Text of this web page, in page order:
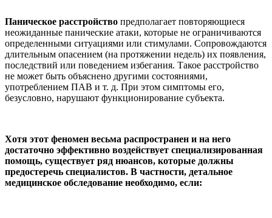
Паническое расстройство предполагает повторяющиеся
неожиданные панические атаки, которые не ограничиваются
определенными ситуациями или стимулами. Сопровождаются
длительным опасением (на протяжении недель) их появления,
последствий или поведением избегания. Такое расстройство
не может быть объяснено другими состояниями,
употреблением ПАВ и т. д. При этом симптомы его,
безусловно, нарушают функционирование субъекта.
Хотя этот феномен весьма распространен и на него
достаточно эффективно воздействует специализированная
помощь, существует ряд нюансов, которые должны
предостеречь специалистов. В частности, детальное
медицинское обследование необходимо, если: